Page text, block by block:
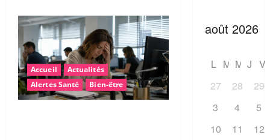
Accueil
Actualités
Alertes Santé
Bien-être
L M M J V
27
28
29
3
4
5
10
11
12